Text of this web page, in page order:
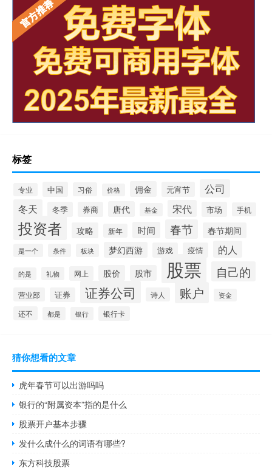
标签
专业 中国 习俗 价格 佣金 元宵节
公司
冬天
冬季 券商 唐代 基金 宋代 市场 手机
投资者 攻略 新年 时间 春节 春节期间
是一个 条件 板块 梦幻西游 游戏 疫情 的人
的是 礼物 网上 股价 股市 股票 自己的
营业部 证券 证券公司 诗人 账户 资金
还不 都是 银行 银行卡
猜你想看的文章
虎年春节可以出游吗吗
银行的“附属资本”指的是什么
股票开户基本步骤
发什么成什么的词语有哪些?
东方科技股票